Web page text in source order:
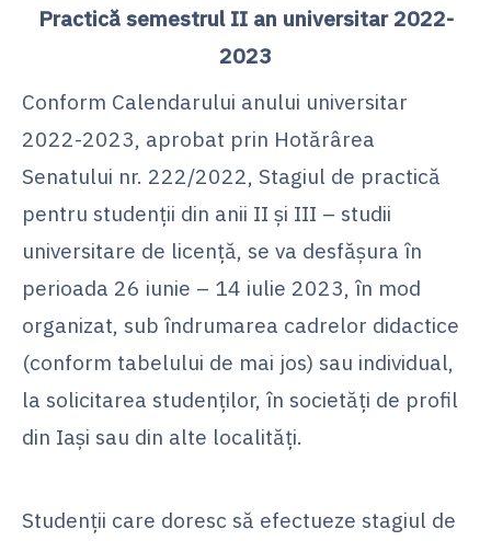
Practică semestrul II an universitar 2022-
2023
Conform Calendarului anului universitar
2022-2023, aprobat prin Hotărârea
Senatului nr. 222/2022, Stagiul de practică
pentru studenții din anii II și III – studii
universitare de licență, se va desfășura în
perioada 26 iunie – 14 iulie 2023, în mod
organizat, sub îndrumarea cadrelor didactice
(conform tabelului de mai jos) sau individual,
la solicitarea studenților, în societăți de profil
din Iași sau din alte localități.
Studenții care doresc să efectueze stagiul de